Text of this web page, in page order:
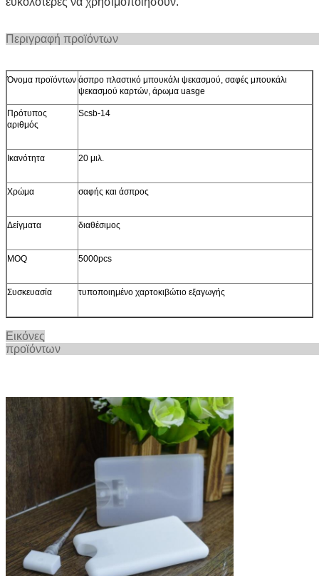
Περιγραφή
Όνομα προϊόντων άσπρο πλαστικό μπουκάλι ψεκασμού, σαφές μπουκάλι
ψεκασμού καρτών, άρωμα uasge
Πρότυπος
αριθμός
Scsb-14
Ικανότητα 20 μιλ.
Χρώμα σαφής και άσπρος
Δείγματα διαθέσιμος
MOQ 5000pcs
Συσκευασία τυποποιημένο χαρτοκιβώτιο εξαγωγής
Εικόνες